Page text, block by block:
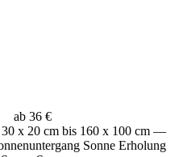
ab 36 €
x 20 cm bis 160 x 100 cm —
Sonne Erholung